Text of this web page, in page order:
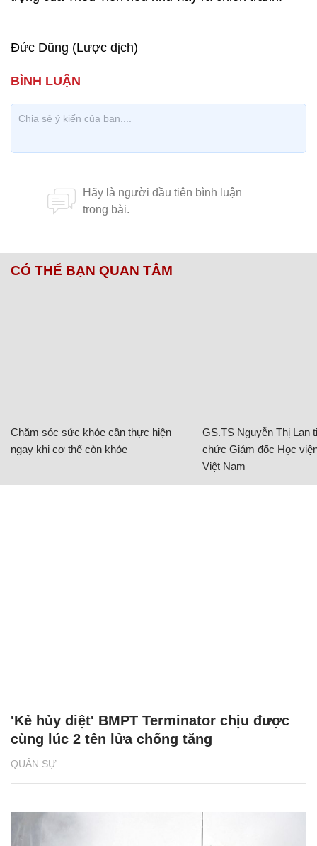
Đức Dũng (Lược dịch)
CÓ THỂ BẠN QUAN TÂM
Chăm sóc sức khỏe cần thực hiện
ngay khi cơ thể còn khỏe
GS.TS Nguyễn Thị Lan
chức Giám đốc Học
Việt Nam
QUÂN SỰ
'Kẻ hủy diệt' BMPT Terminator chịu được
cùng lúc 2 tên lửa chống tăng